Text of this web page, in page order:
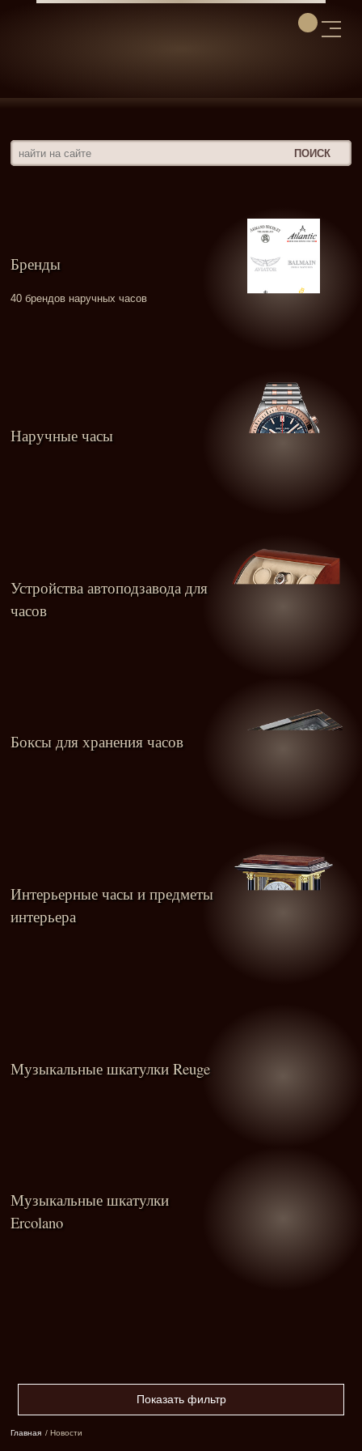
Бренды
40 брендов наручных часов
Наручные часы
Устройства автоподзавода для
часов
Боксы для хранения часов
Интерьерные часы и предметы
интерьера
Музыкальные шкатулки Reuge
Музыкальные шкатулки
Ercolano
Показать фильтр
Главная / Новости